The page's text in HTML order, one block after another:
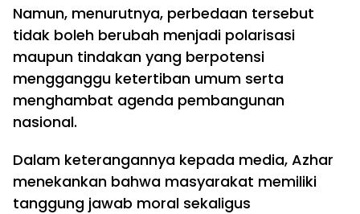
Namun, menurutnya, perbedaan tersebut
tidak boleh berubah menjadi polarisasi
maupun tindakan yang berpotensi
mengganggu ketertiban umum serta
menghambat agenda pembangunan
nasional.
Dalam keterangannya kepada media, Azhar
menekankan bahwa masyarakat memiliki
tanggung jawab moral sekaligus